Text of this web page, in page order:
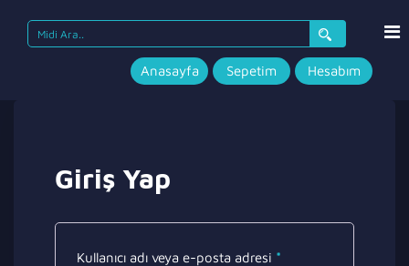
Search
for:
Anasayfa
Sepetim Hesabım
Giriş Yap
Kullanıcı adı veya e-posta adresi *